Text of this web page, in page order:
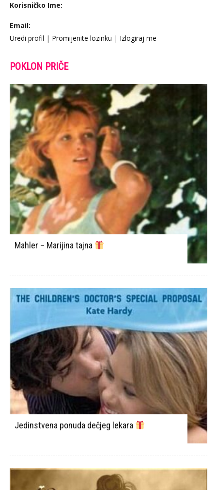
Korisničko Ime:
Email:
Uredi profil | Promijenite lozinku | Izlogiraj me
POKLON PRIČE
Mahler – Marijina tajna
Jedinstvena ponuda dečjeg lekara